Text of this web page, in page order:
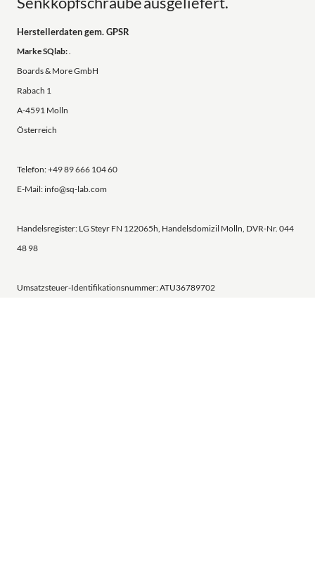
Herstellerdaten gem. GPSR
Marke SQlab:.
Boards & More GmbH
Rabach 1
A-4591 Molln
Österreich
Telefon: +49 89 666 104 60
E-Mail: info@sq-lab.com
Handelsregister: LG Steyr FN 122065h, Handelsdomizil Molln, DVR-Nr. 044
48 98
Umsatzsteuer-Identifikationsnummer: ATU36789702